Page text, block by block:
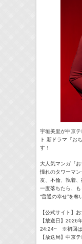
宇垣美里が中京
ト 新ドラマ『お
す！
大人気マンガ『
憧れのタワーマ
友、不倫、執着、
一度落ちたら、も
“普通の幸せ”を奪
【公式サイト】
【放送日】2026
24:24~ ※初回は
【放送局】中京